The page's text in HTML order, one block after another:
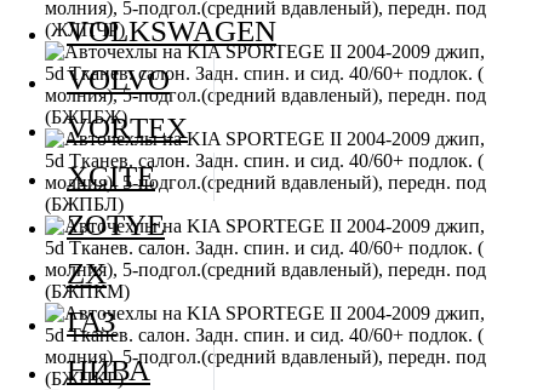
VOLKSWAGEN
VOLVO
VORTEX
XCITE
ZOTYE
ZX
ГАЗ
НИВА